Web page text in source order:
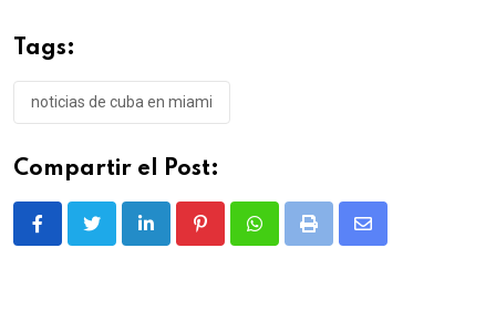
Tags:
noticias de cuba en miami
Compartir el Post:
LinkedIn PinterestWhatsappPrint
Share